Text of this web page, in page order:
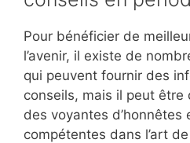
Pour bénéficier de
l’avenir, il existe de
qui peuvent fournir des
conseils, mais il peut
des voyantes d’honnêtes
compétentes dans l’art